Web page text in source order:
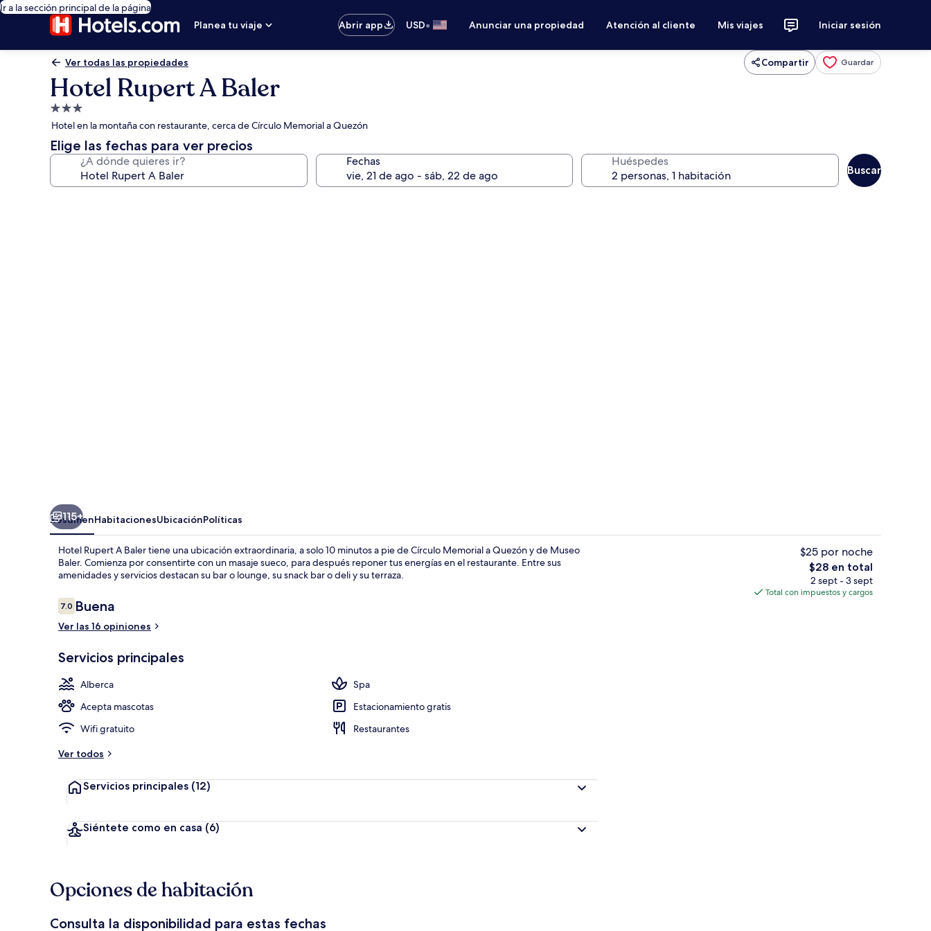
Ir a la sección principal de la página
Planea tu viaje
Abrir app USD• Anunciar una propiedad Atención al cliente Mis viajes Iniciar sesión
Ver todas las propiedades Compartir Guardar
Hotel Rupert A Baler
Propiedad
de
3.0
estrellas
Hotel en la montaña con restaurante, cerca de Círculo Memorial a Quezón
Elige las fechas para ver precios
¿A dónde quieres ir? Fechas Huéspedes
Buscar
Escritorio, cortinas blackout, insonorización y wifi gratisEntrada de la propiedad
115+
ResumenHabitacionesUbicaciónPolíticas
Hotel Rupert A Baler tiene una ubicación extraordinaria, a solo 10 minutos a pie de Círculo Memorial a Quezón y de Museo
Baler. Comienza por consentirte con un masaje sueco, para después reponer tus energías en el restaurante. Entre sus
amenidades y servicios destacan su bar o lounge, su snack bar o deli y su terraza.
Opiniones
7.07.0 de 10,
Buena
Ver las 16 opiniones
Servicios principales
Alberca
Spa
Acepta mascotas
Estacionamiento gratis
Wifi gratuito
Restaurantes
Ver todos
Servicios principales (12)
Siéntete como en casa (6)
$25 por noche
El
precio
total
$28 en total
2 sept - 3 sept
Total con impuestos y cargos
Opciones de habitación
Consulta la disponibilidad para estas fechas